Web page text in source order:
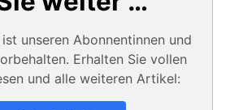
unseren Abonnentinnen und
Erhalten Sie vollen
und alle weiteren Artikel: